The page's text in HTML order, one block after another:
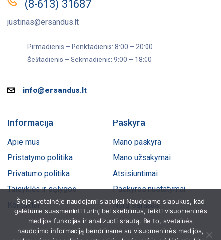
(8-613) 31687
justinas@ersandus.lt
Pirmadienis – Penktadienis: 8:00 – 20:00
Šeštadienis – Sekmadienis: 9:00 – 18:00
info@ersandus.lt
Informacija
Apie mus
Pristatymo politika
Privatumo politika
Taisyklės ir sąlygos
Kontaktai
Paskyra
Mano paskyra
Mano užsakymai
Atsisiuntimai
Paskyros nustatymai
Norų sąrašas
Šioje svetainėje naudojami slapukai Naudojame slapukus, kad
galėtume suasmeninti turinį bei skelbimus, teikti visuomeninės
medijos funkcijas ir analizuoti srautą. Be to, svetainės
naudojimo informaciją bendriname su visuomeninės medijos,